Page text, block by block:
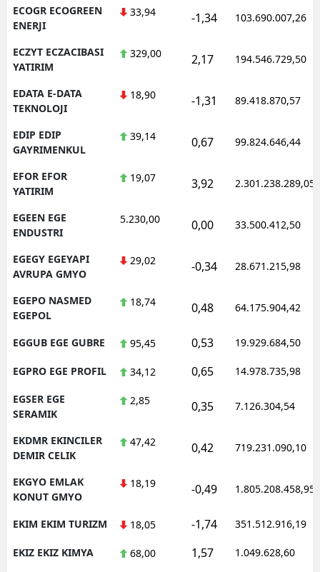
ECOGR ECOGREEN
ENERJI
33,94 -1,34 103.690.007,26
ECZYT ECZACIBASI
YATIRIM
329,00 2,17 194.546.729,50
EDATA E-DATA
TEKNOLOJI
18,90 -1,31 89.418.870,57
EDIP EDIP
GAYRIMENKUL
39,14 0,67 99.824.646,44
EFOR EFOR
YATIRIM
19,07 3,92 2.301.238.289,05
EGEEN EGE
ENDUSTRI
5.230,00 0,00 33.500.412,50
EGEGY EGEYAPI
AVRUPA GMYO
29,02 -0,34 28.671.215,98
EGEPO NASMED
EGEPOL
18,74 0,48 64.175.904,42
EGGUB EGE GUBRE 95,45 0,53 19.929.684,50
EGPRO EGE PROFIL 34,12 0,65 14.978.735,98
EGSER EGE
SERAMIK
2,85 0,35 7.126.304,54
EKDMR EKINCILER
DEMIR CELIK
47,42 0,42 719.231.090,10
EKGYO EMLAK
KONUT GMYO
18,19 -0,49 1.805.208.458,95
EKIM EKIM TURIZM 18,05 -1,74 351.512.916,19
EKIZ EKIZ KIMYA 68,00 1,57 1.049.628,60